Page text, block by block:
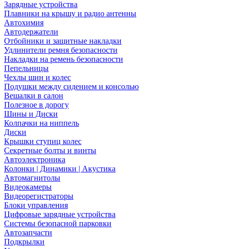
Зарядные устройства
Плавники на крышу и радио антенны
Автохимия
Автодержатели
Отбойники и защитные накладки
Удлинители ремня безопасности
Накладки на ремень безопасности
Пепельницы
Чехлы шин и колес
Подушки между сидением и консолью
Вешалки в салон
Полезное в дорогу
Шины и Диски
Колпачки на ниппель
Диски
Крышки ступиц колес
Секретные болты и винты
Автоэлектроника
Колонки | Динамики | Акустика
Автомагнитолы
Видеокамеры
Видеорегистраторы
Блоки управления
Цифровые зарядные устройства
Системы безопасной парковки
Автозапчасти
Подкрылки